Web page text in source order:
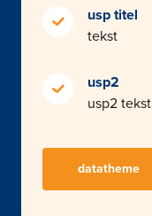
usp titel
tekst
usp2
usp2 tekst
datatheme